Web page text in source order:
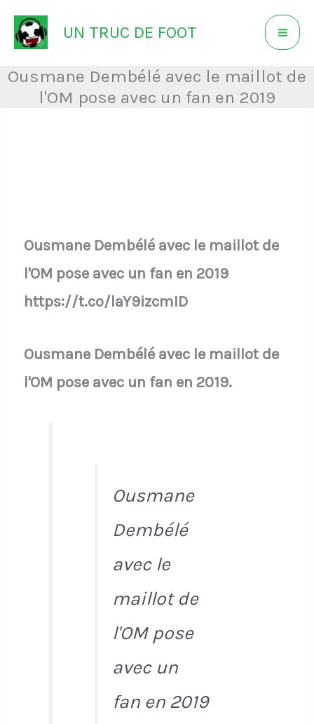
Aller
au
contenu
UN TRUC DE FOOT
Ousmane Dembélé avec le maillot de
l'OM pose avec un fan en 2019
Ousmane Dembélé avec le maillot de
l'OM pose avec un fan en 2019
https://t.co/laY9izcmID
Ousmane Dembélé avec le maillot de
l'OM pose avec un fan en 2019.
Ousmane
Dembélé
avec le
maillot de
l'OM pose
avec un
fan en 2019